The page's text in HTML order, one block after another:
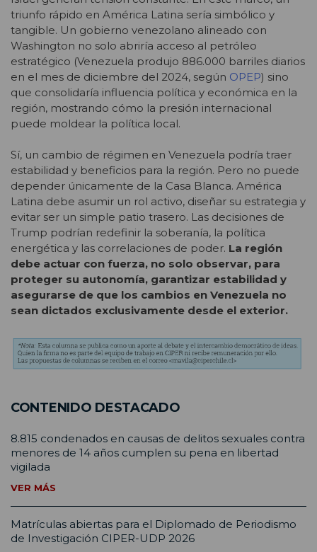
triunfo rápido en América Latina sería simbólico y
tangible. Un gobierno venezolano alineado con
Washington no solo abriría acceso al petróleo
estratégico (Venezuela produjo 886.000 barriles diarios
en el mes de diciembre del 2024, según OPEP) sino
que consolidaría influencia política y económica en la
región, mostrando cómo la presión internacional
puede moldear la política local.
Sí, un cambio de régimen en Venezuela podría traer
estabilidad y beneficios para la región. Pero no puede
depender únicamente de la Casa Blanca. América
Latina debe asumir un rol activo, diseñar su estrategia y
evitar ser un simple patio trasero. Las decisiones de
Trump podrían redefinir la soberanía, la política
energética y las correlaciones de poder. La región
debe actuar con fuerza, no solo observar, para
proteger su autonomía, garantizar estabilidad y
asegurarse de que los cambios en Venezuela no
sean dictados exclusivamente desde el exterior.
CONTENIDO DESTACADO
8.815 condenados en causas de delitos sexuales contra
menores de 14 años cumplen su pena en libertad
vigilada
VER MÁS
Matrículas abiertas para el Diplomado de Periodismo
de Investigación CIPER-UDP 2026